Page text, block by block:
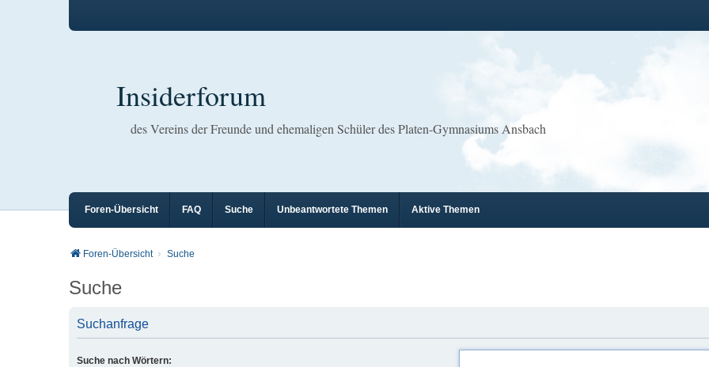
Insiderforum
des Vereins der Freunde und ehemaligen Schüler des Platen-Gymnasiums Ansbach
Foren-Übersicht FAQ Suche Unbeantwortete Themen Aktive Themen
Foren-Übersicht Suche
Suche
Suchanfrage
Suche nach Wörtern: